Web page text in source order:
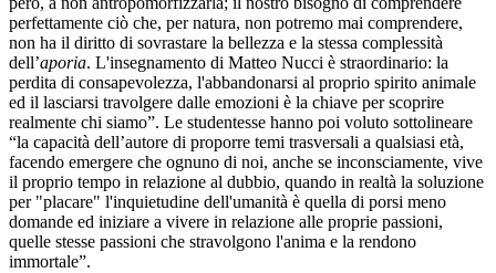
perfettamente ciò che, per natura, non potremo mai comprendere,
non ha il diritto di sovrastare la bellezza e la stessa complessità
dell’aporia. L'insegnamento di Matteo Nucci è straordinario: la
perdita di consapevolezza, l'abbandonarsi al proprio spirito animale
ed il lasciarsi travolgere dalle emozioni è la chiave per scoprire
realmente chi siamo”. Le studentesse hanno poi voluto sottolineare
“la capacità dell’autore di proporre temi trasversali a qualsiasi età,
facendo emergere che ognuno di noi, anche se inconsciamente, vive
il proprio tempo in relazione al dubbio, quando in realtà la soluzione
per "placare" l'inquietudine dell'umanità è quella di porsi meno
domande ed iniziare a vivere in relazione alle proprie passioni,
quelle stesse passioni che stravolgono l'anima e la rendono
immortale”.